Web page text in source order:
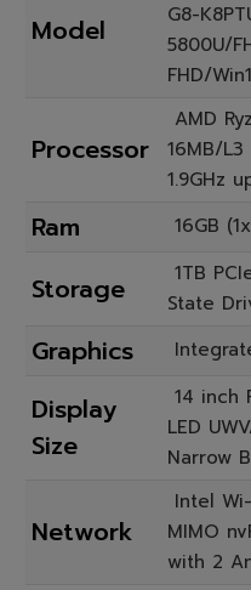
Model
G8-
5800U/
FHD/
Processor
AMD
16MB/
1.9GHz
Ram 16GB
Storage
1TB
State
Graphics
Display
Size
14 inch
LED
Narrow
Network
Intel
MIMO
with 2